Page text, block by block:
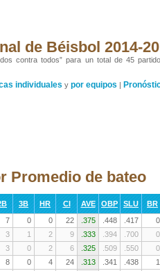
de Béisbol 2014-
contra todos” para un total de 45
individuales y por equipos |
Promedio de bateo
3B HR CI AVE OBP SLU BR
7 0 0 22 .375 .448 .417 0
3 1 2 9 .333 .394 .700 0
3 0 2 6 .325 .509 .550 0
8 0 4 24 .313 .341 .438 1